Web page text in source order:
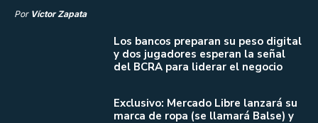
Por Víctor Zapata
Los bancos preparan su peso digital
y dos jugadores esperan la señal
del BCRA para liderar el negocio
Exclusivo: Mercado Libre lanzará su
marca de ropa (se llamará Balse) y